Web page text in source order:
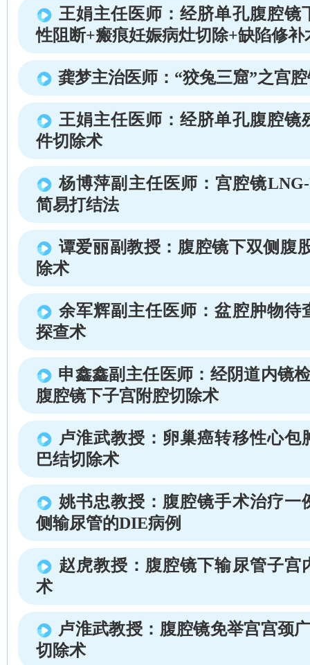
王娟主任医师：经脐单孔腹腔镜
性阻断+瘢痕妊娠病灶切除+缺陷修补
龚梦主治医师：“狡兔三窟”之宫
王娟主任医师：经脐单孔腹腔镜
件切除术
杨博萍副主任医师：宫腔镜
简易打结法
谭爱丽副教授：腹腔镜下双侧腹
除术
余军辉副主任医师：盆腔肿物待
探查术
申鑫鑫副主任医师：经阴道内镜
腹腔镜下子宫附腔切除术
卢淮武教授：卵巢癌转移性心包
巴结切除术
姚书忠教授：腹腔镜手术治疗一
侧输尿管的DIE病例
赵虎教授：腹腔镜下输尿管子宫
术
卢淮武教授：腹腔镜免举宫宫颈
切除术